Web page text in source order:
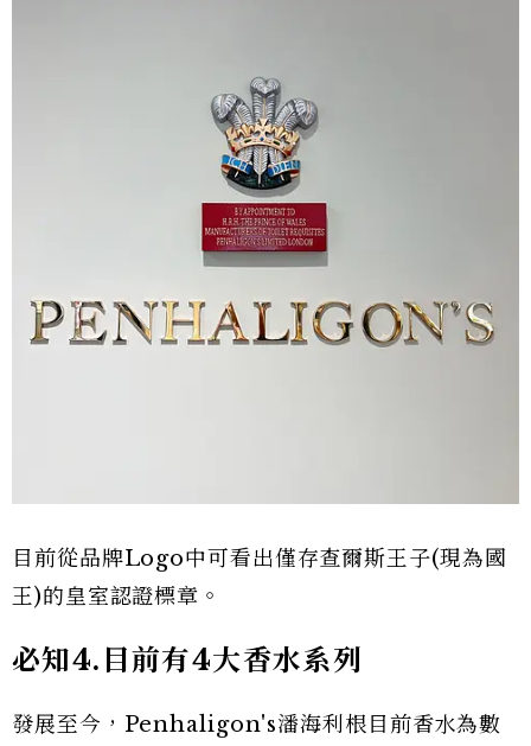
目前從品牌Logo中可看出僅存查爾斯王子(現為國
王)的皇室認證標章。
必知4.目前有4大香水系列
發展至今，Penhaligon's潘海利根目前香水為數